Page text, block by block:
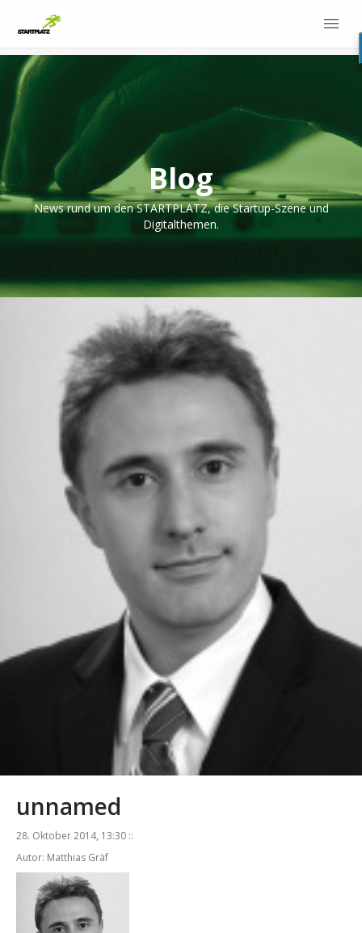
Blog
News rund um den STARTPLATZ, die Startup-Szene und
Digitalthemen.
unnamed
28. Oktober 2014, 13:30 ::
Autor: Matthias Gräf